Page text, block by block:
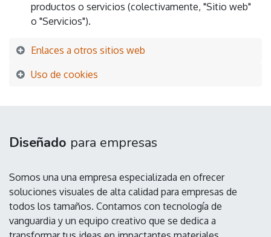
productos o servicios (colectivamente, "Sitio web"
o "Servicios").
Enlaces a otros sitios web
Uso de cookies
Diseñado para empresas
Somos una una empresa especializada en ofrecer
soluciones visuales de alta calidad para empresas de
todos los tamaños. Contamos con tecnología de
vanguardia y un equipo creativo que se dedica a